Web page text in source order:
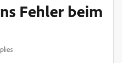
Fehler beim